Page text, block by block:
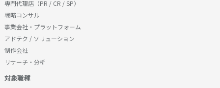
専門代理店（PR / CR / SP）
戦略コンサル
事業会社・プラットフォーム
アドテク / ソリューション
制作会社
リサーチ・分析
対象職種